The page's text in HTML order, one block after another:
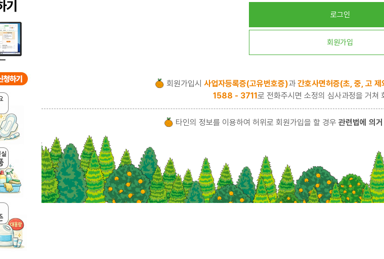
로그인
회원가입
회원가입시 사업자등록증(고유번호증)과간호사면허증(초, 중, 고 제
1588 - 3711로 전화주시면 소정의 심사과정을 거쳐
타인의 정보를 이용하여 허위로 회원가입을 할 경우 관련법에 의